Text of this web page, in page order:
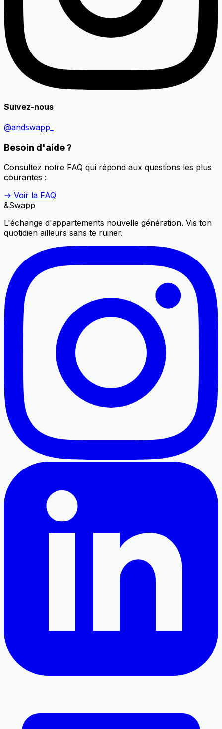
Suivez-nous
@andswapp_
Besoin d'aide ?
Consultez notre FAQ qui répond aux questions les plus
courantes :
→ Voir la FAQ
&Swapp
L'échange d'appartements nouvelle génération. Vis ton
quotidien ailleurs sans te ruiner.